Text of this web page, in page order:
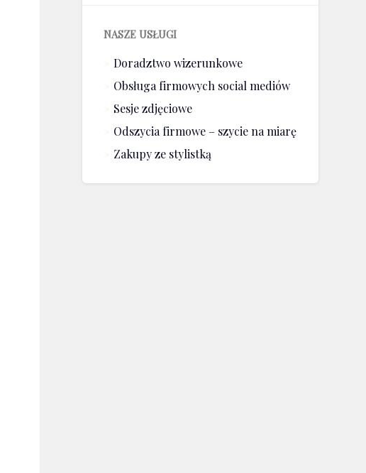
NASZE USŁUGI
Doradztwo wizerunkowe
Obsługa firmowych social mediów
Sesje zdjęciowe
Odszycia firmowe – szycie na miarę
Zakupy ze stylistką